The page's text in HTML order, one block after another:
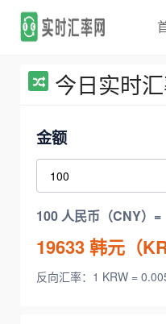
今日实时
金额
100 人民币（CNY）=
19633韩元（
反向汇率：1 KRW =